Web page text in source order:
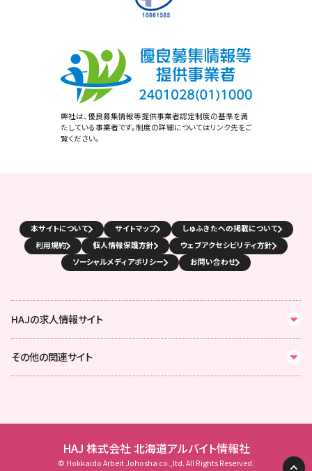
弊社は、優良募集情報等提供事業者認定制度の基準を満
たしている事業者です。制度の詳細についてはリンク先をご
覧ください。
本サイトについて サイトマップ
しゅふきたへの掲載について
利用規約
個人情報保護方針
ウェブアクセシビリティ方針
ソーシャルメディアポリシー
お問い合わせ
HAJの求人情報サイト
その他の関連サイト
HAJ 株式会社 北海道アルバイト情報社
© Hokkaido Arbeit Johosha co.,ltd. All Rights Reserved.